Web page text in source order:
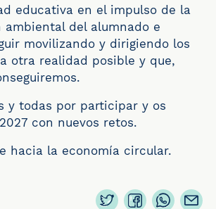
educativa en el impulso de la
ambiental del alumnado e
movilizando y dirigiendo los
otra realidad posible y que,
y todas por participar y os
con nuevos retos.
hacia la economía circular.